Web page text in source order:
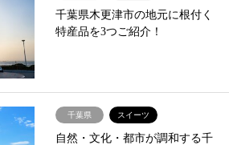
千葉県木更津市の地元に根付く
特産品を3つご紹介！
千葉県 スイーツ
自然・文化・都市が調和する千